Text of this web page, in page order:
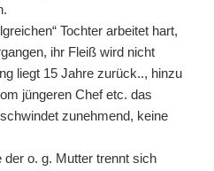
Tochter arbeitet hart,
ihr Fleiß wird nicht
liegt 15 Jahre zurück.., hinzu
jüngeren Chef etc. das
zunehmend, keine
der o. g. Mutter trennt sich